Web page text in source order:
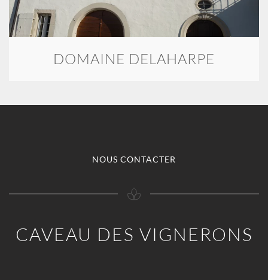
DOMAINE DELAHARPE
NOUS CONTACTER
CAVEAU DES VIGNERONS